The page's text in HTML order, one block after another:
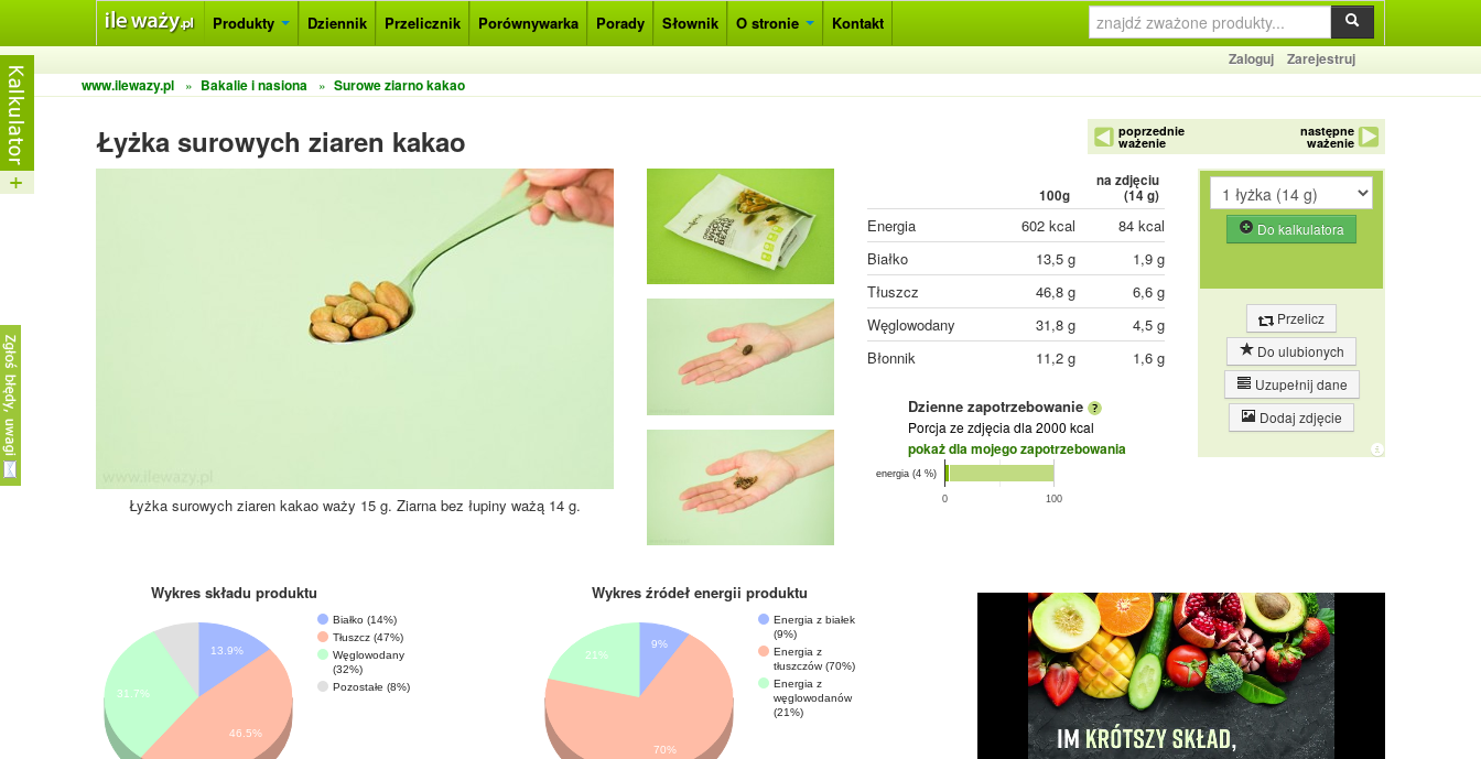
Produkty Dziennik Przelicznik Porównywarka Porady Słownik O stronie Kontakt
Zaloguj
Zarejestruj
www.ilewazy.pl
» Bakalie i nasiona » Surowe ziarno kakao
Łyżka surowych ziaren kakao poprzednie
ważenie
następne
ważenie
Łyżka surowych ziaren kakao waży 15 g. Ziarna bez łupiny ważą 14 g.
100g
na zdjęciu
(14 g)
Energia 602 kcal
84 kcal
Białko
13,5 g
1,9 g
Tłuszcz
46,8 g
6,6 g
Węglowodany
31,8 g
4,5 g
Błonnik
11,2 g 1,6 g
Dzienne zapotrzebowanie
Porcja ze zdjęcia dla 2000 kcal
pokaż dla mojego zapotrzebowania
0 100
energia (4 %)
Do kalkulatora
Przelicz
Do ulubionych
Uzupełnij dane
Dodaj zdjęcie
Wykres składu produktu
Białko (14%)
Tłuszcz (47%)
Węglowodany
(32%)
Pozostałe (8%)
13.9%
31.7%
46.5%
Wykres źródeł energii produktu
Energia z białek
(9%)
Energia z
tłuszczów (70%)
Energia z
węglowodanów
(21%)
9%
21%
70%